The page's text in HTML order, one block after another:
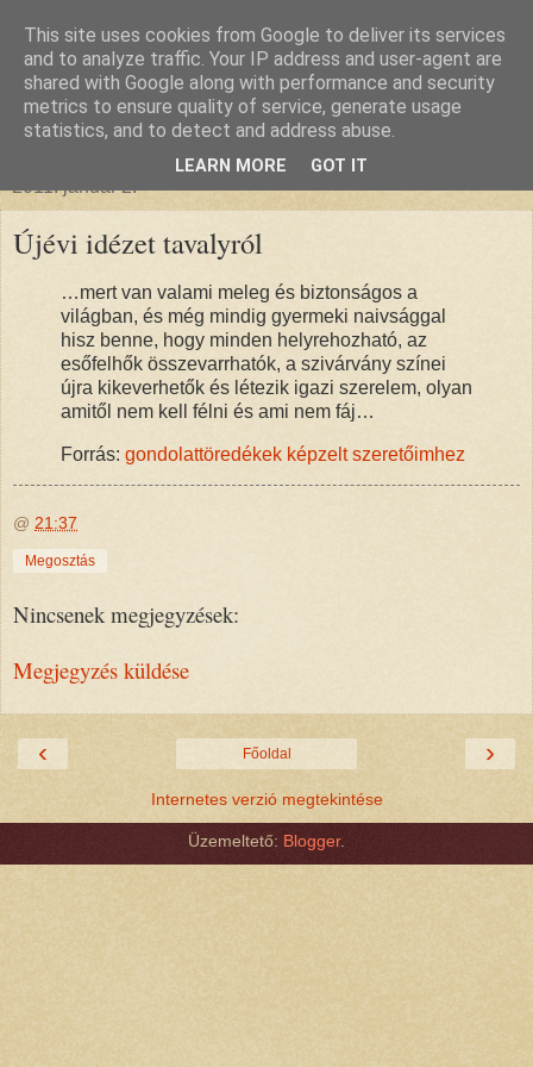
glanthor
egy tündebarát a való világban
2011. január 2.
Újévi idézet tavalyról
…mert van valami meleg és biztonságos a
világban, és még mindig gyermeki naivsággal
hisz benne, hogy minden helyrehozható, az
esőfelhők összevarrhatók, a szivárvány színei
újra kikeverhetők és létezik igazi szerelem, olyan
amitől nem kell félni és ami nem fáj…
Forrás: gondolattöredékek képzelt szeretőimhez
@ 21:37
Megosztás
Nincsenek megjegyzések:
Megjegyzés küldése
‹ ›
Főoldal
Internetes verzió megtekintése
Üzemeltető: Blogger.
This site uses cookies from Google to deliver its services
and to analyze traffic. Your IP address and user-agent are
shared with Google along with performance and security
metrics to ensure quality of service, generate usage
statistics, and to detect and address abuse.
LEARN MORE GOT IT